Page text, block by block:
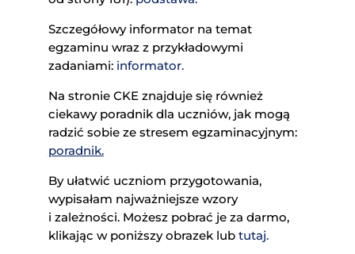
Szczegółowy informator na temat
egzaminu wraz z przykładowymi
zadaniami: informator.
Na stronie CKE znajduje się również
ciekawy poradnik dla uczniów, jak mogą
radzić sobie ze stresem egzaminacyjnym:
poradnik.
By ułatwić uczniom przygotowania,
wypisałam najważniejsze wzory
i zależności. Możesz pobrać je za darmo,
klikając w poniższy obrazek lub tutaj.